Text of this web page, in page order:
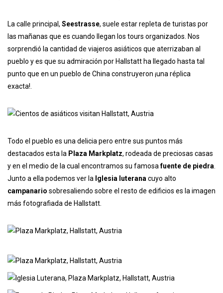
La calle principal, Seestrasse, suele estar repleta de turistas por
las mañanas que es cuando llegan los tours organizados. Nos
sorprendió la cantidad de viajeros asiáticos que aterrizaban al
pueblo y es que su admiración por Hallstatt ha llegado hasta tal
punto que en un pueblo de China construyeron ¡una réplica
exacta!.
Todo el pueblo es una delicia pero entre sus puntos más
destacados esta la Plaza Markplatz, rodeada de preciosas casas
y en el medio de la cual encontramos su famosafuente de piedra
Junto a ella podemos ver la Iglesia luterana cuyo alto
campanario sobresaliendo sobre el resto de edificios es la imagen
más fotografiada de Hallstatt.